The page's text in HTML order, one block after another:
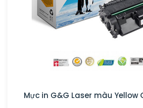
Mực in G&G Laser màu Yellow